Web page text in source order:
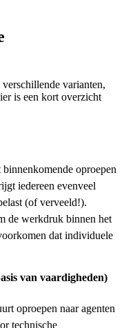
varianten,
is een kort overzicht
oproepen
iedereen evenveel
(of verveeld!).
de werkdruk binnen het
dat individuele
van vaardigheden)
oproepen naar agenten
technische